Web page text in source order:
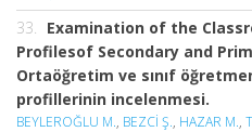
33.
Examination of the
Profilesof Secondary and
Ortaöğretim ve sınıf
profillerinin incelenmesi.
BEYLEROĞLU M., BEZCİ Ş., HAZAR M.,